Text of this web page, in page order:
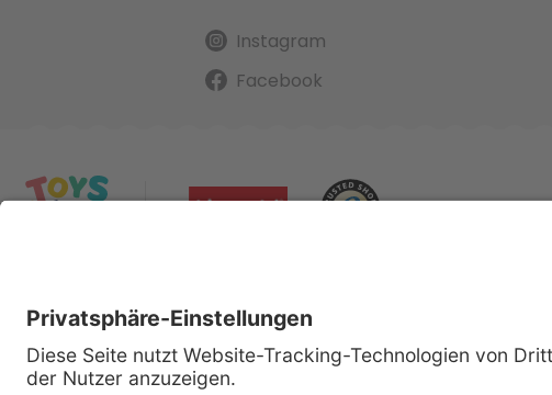
Instagram
Facebook